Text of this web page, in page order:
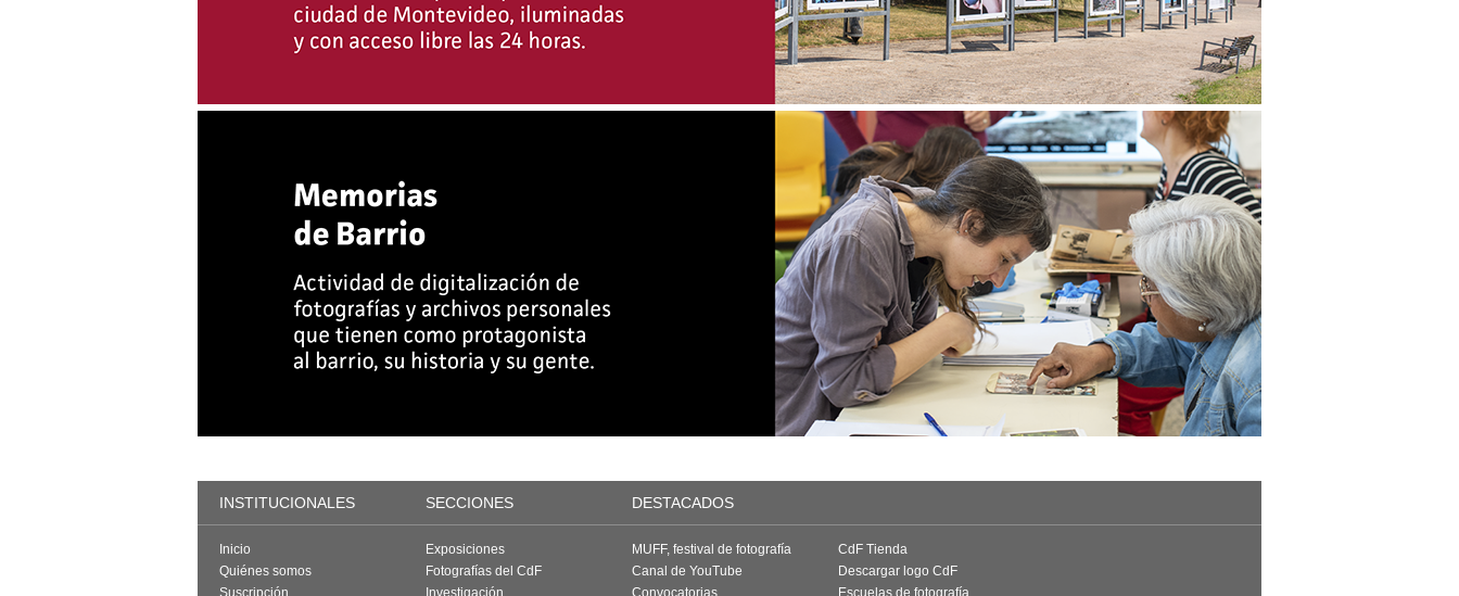
INSTITUCIONALES SECCIONES DESTACADOS
Inicio
Quiénes somos
Suscripción
Exposiciones
Fotografías del CdF
Investigación
MUFF, festival de fotografía
Canal de YouTube
Convocatorias
CdF Tienda
Descargar logo CdF
Escuelas de fotografía